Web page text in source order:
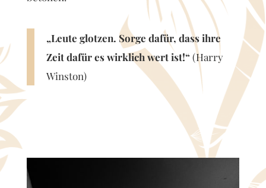
„Leute glotzen. Sorge dafür, dass ihre
Zeit dafür es wirklich wert ist!“(Harry
Winston)